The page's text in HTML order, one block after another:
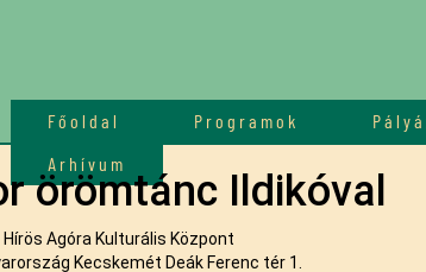
Főoldal Programok
Arhívum
örömtánc Ildikóval
Hírös Agóra Kulturális Központ
Kecskemét Deák Ferenc tér 1.